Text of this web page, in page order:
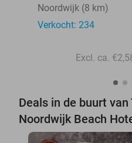
Noordwijk (8 km)
Verkocht: 234
Excl. ca.
Deals in de buurt
Noordwijk Beach